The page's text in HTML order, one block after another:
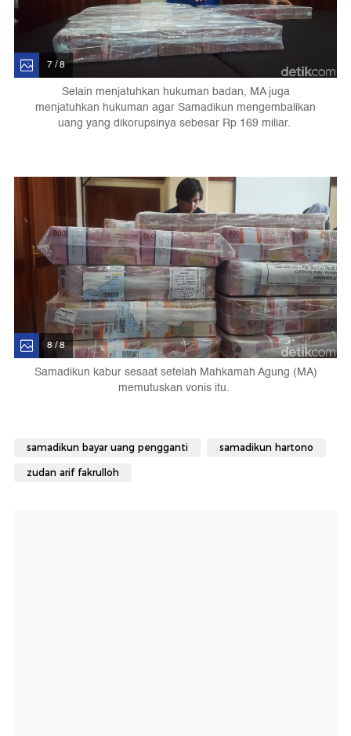
7 / 8
Selain menjatuhkan hukuman badan, MA juga
menjatuhkan hukuman agar Samadikun mengembalikan
uang yang dikorupsinya sebesar Rp 169 miliar.
8 / 8
Samadikun kabur sesaat setelah Mahkamah Agung (MA)
memutuskan vonis itu.
samadikun bayar uang pengganti samadikun hartono
zudan arif fakrulloh